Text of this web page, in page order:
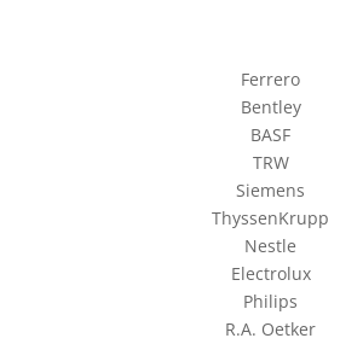
Ferrero
Bentley
BASF
TRW
Siemens
ThyssenKrupp
Nestle
Electrolux
Philips
R.A. Oetker